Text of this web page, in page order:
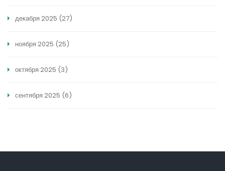
декабря 2025 (27)
ноября 2025 (25)
октября 2025 (3)
сентября 2025 (6)